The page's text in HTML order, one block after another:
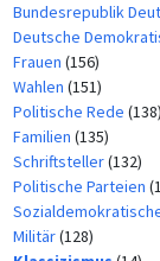
Bundesrepublik
Deutsche
Frauen (156)
Wahlen (151)
Politische Rede (138)
Familien (135)
Schriftsteller(132)
Politische Parteien
Militär(128)